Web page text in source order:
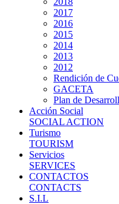
2017
2016
2015
2014
2013
2012
Rendición de
GACETA
Plan de
Acción Social
SOCIAL ACTION
Turismo
TOURISM
Servicios
SERVICES
CONTACTOS
CONTACTS
S.I.L